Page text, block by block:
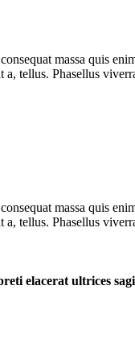
massa quis
tellus. Phasellus
massa quis
tellus. Phasellus
elacerat ultrices